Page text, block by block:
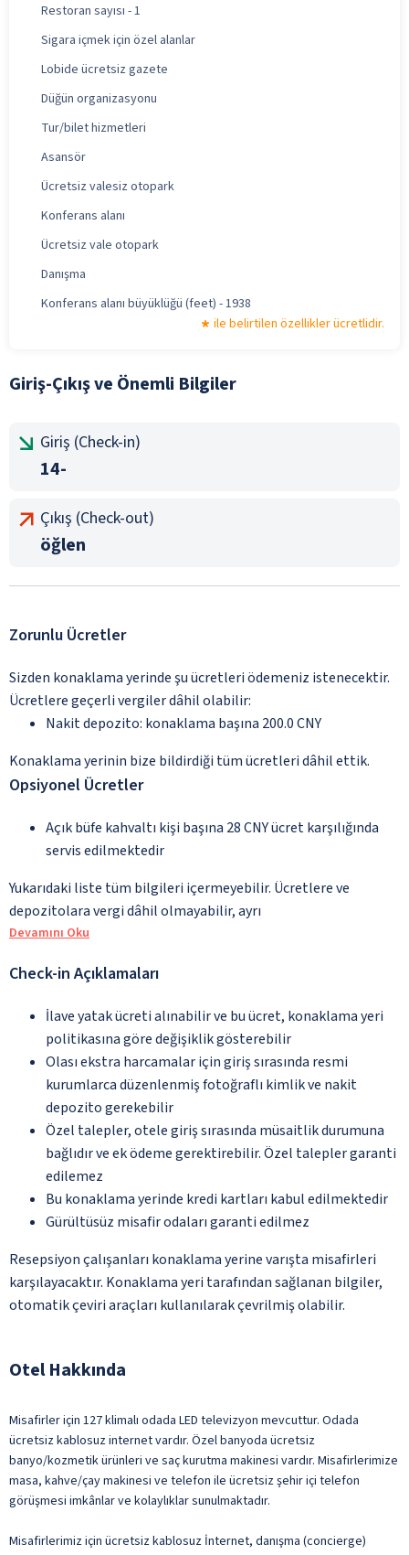
Restoran sayısı - 1
Sigara içmek için özel alanlar
Lobide ücretsiz gazete
Düğün organizasyonu
Tur/bilet hizmetleri
Asansör
Ücretsiz valesiz otopark
Konferans alanı
Ücretsiz vale otopark
Danışma
Konferans alanı büyüklüğü (feet) - 1938
ile belirtilen özellikler ücretlidir.
Giriş-Çıkış ve Önemli Bilgiler
Giriş (Check-in)
14-
Çıkış (Check-out)
öğlen
Zorunlu Ücretler
Sizden konaklama yerinde şu ücretleri ödemeniz istenecektir.
Ücretlere geçerli vergiler dâhil olabilir:
Nakit depozito: konaklama başına 200.0 CNY
Konaklama yerinin bize bildirdiği tüm ücretleri dâhil ettik.
Opsiyonel Ücretler
Açık büfe kahvaltı kişi başına 28 CNY ücret karşılığında
servis edilmektedir
Yukarıdaki liste tüm bilgileri içermeyebilir. Ücretlere ve
depozitolara vergi dâhil olmayabilir, ayrı
Devamını Oku
Check-in Açıklamaları
İlave yatak ücreti alınabilir ve bu ücret, konaklama yeri
politikasına göre değişiklik gösterebilir
Olası ekstra harcamalar için giriş sırasında resmi
kurumlarca düzenlenmiş fotoğraflı kimlik ve nakit
depozito gerekebilir
Özel talepler, otele giriş sırasında müsaitlik durumuna
bağlıdır ve ek ödeme gerektirebilir. Özel talepler garanti
edilemez
Bu konaklama yerinde kredi kartları kabul edilmektedir
Gürültüsüz misafir odaları garanti edilmez
Resepsiyon çalışanları konaklama yerine varışta misafirleri
karşılayacaktır. Konaklama yeri tarafından sağlanan bilgiler,
otomatik çeviri araçları kullanılarak çevrilmiş olabilir.
Otel Hakkında
Misafirler için 127 klimalı odada LED televizyon mevcuttur. Odada
ücretsiz kablosuz internet vardır. Özel banyoda ücretsiz
banyo/kozmetik ürünleri ve saç kurutma makinesi vardır. Misafirlerimize
masa, kahve/çay makinesi ve telefon ile ücretsiz şehir içi telefon
görüşmesi imkânlar ve kolaylıklar sunulmaktadır.
Misafirlerimiz için ücretsiz kablosuz İnternet, danışma (concierge)